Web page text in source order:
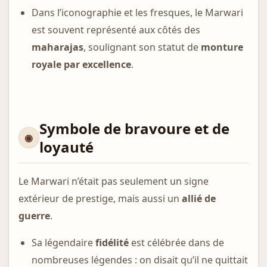
Dans l’iconographie et les fresques, le Marwari
est souvent représenté aux côtés des
maharajas, soulignant son statut de monture
royale par excellence.
Symbole de bravoure et de
loyauté
Le Marwari n’était pas seulement un signe
extérieur de prestige, mais aussi un allié de
guerre.
Sa légendairefidélitéest célébrée dans de
nombreuses légendes : on disait qu’il ne quittait